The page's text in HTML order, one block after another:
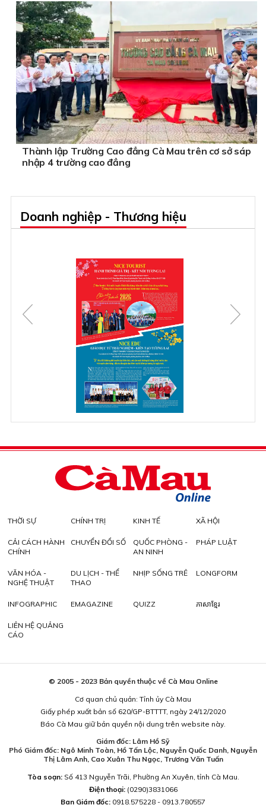
Thành lập Trường Cao đẳng Cà Mau trên cơ sở sáp
nhập 4 trường cao đẳng
Doanh nghiệp - Thương hiệu
THỜI SỰ CHÍNH TRỊ KINH TẾ XÃ HỘI
CẢI CÁCH HÀNH
CHÍNH
CHUYỂN ĐỔI SỐ
QUỐC PHÒNG -
AN NINH
PHÁP LUẬT
VĂN HÓA -
NGHỆ THUẬT
DU LỊCH - THỂ
THAO
NHỊP SỐNG TRẺ LONGFORM
INFOGRAPHIC EMAGAZINE QUIZZ ភាសាខ្មែរ
LIÊN HỆ QUẢNG
CÁO
© 2005 - 2023 Bản quyền thuộc về Cà Mau Online
Cơ quan chủ quản: Tỉnh ủy Cà Mau
Giấy phép xuất bản số 620/GP-BTTTT, ngày 24/12/2020
Báo Cà Mau giữ bản quyền nội dung trên website này.
Giám đốc: Lâm Hồ Sỹ
Phó Giám đốc: Ngô Minh Toàn, Hồ Tấn Lộc, Nguyễn Quốc Danh, Nguyễn
Thị Lâm Anh, Cao Xuân Thu Ngọc, Trương Văn Tuấn
Tòa soạn:Số 413 Nguyễn Trãi, Phường An Xuyên, tỉnh Cà Mau.
Điện thoại: (0290)3831066
Ban Giám đốc: 0918.575228 - 0913.780557